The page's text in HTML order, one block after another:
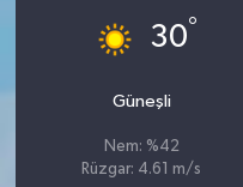
30°
Güneşli
Nem: %42
Rüzgar: 4.61 m/s